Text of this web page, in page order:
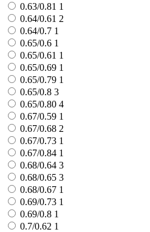
0.63/0.81 1
0.64/0.61 2
0.64/0.7 1
0.65/0.6 1
0.65/0.61 1
0.65/0.69 1
0.65/0.79 1
0.65/0.8 3
0.65/0.80 4
0.67/0.59 1
0.67/0.68 2
0.67/0.73 1
0.67/0.84 1
0.68/0.64 3
0.68/0.65 3
0.68/0.67 1
0.69/0.73 1
0.69/0.8 1
0.7/0.62 1